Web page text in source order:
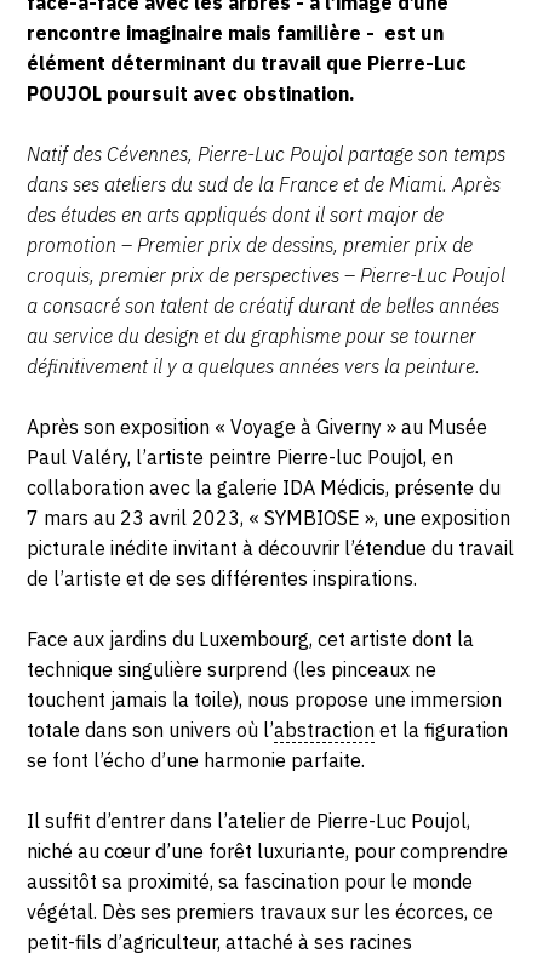
rencontre imaginaire mais familière - est un
élément déterminant du travail que Pierre-Luc
POUJOL poursuit avec obstination.
Natif des Cévennes, Pierre-Luc Poujol partage son temps
dans ses ateliers du sud de la France et de Miami. Après
des études en arts appliqués dont il sort major de
promotion – Premier prix de dessins, premier prix de
croquis, premier prix de perspectives – Pierre-Luc Poujol
a consacré son talent de créatif durant de belles années
au service du design et du graphisme pour se tourner
définitivement il y a quelques années vers la peinture.
Après son exposition « Voyage à Giverny » au Musée
Paul Valéry, l’artiste peintre Pierre-luc Poujol, en
collaboration avec la galerie IDA Médicis, présente du
7 mars au 23 avril 2023, « SYMBIOSE », une exposition
picturale inédite invitant à découvrir l’étendue du travail
de l’artiste et de ses différentes inspirations.
Face aux jardins du Luxembourg, cet artiste dont la
technique singulière surprend (les pinceaux ne
touchent jamais la toile), nous propose une immersion
totale dans son univers où l’abstraction et la figuration
se font l’écho d’une harmonie parfaite.
Il suffit d’entrer dans l’atelier de Pierre-Luc Poujol,
niché au cœur d’une forêt luxuriante, pour comprendre
aussitôt sa proximité, sa fascination pour le monde
végétal. Dès ses premiers travaux sur les écorces, ce
petit-fils d’agriculteur, attaché à ses racines